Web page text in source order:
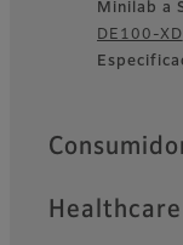
FooterMinilab a
DE100-XD
Quick Links
Healthcare